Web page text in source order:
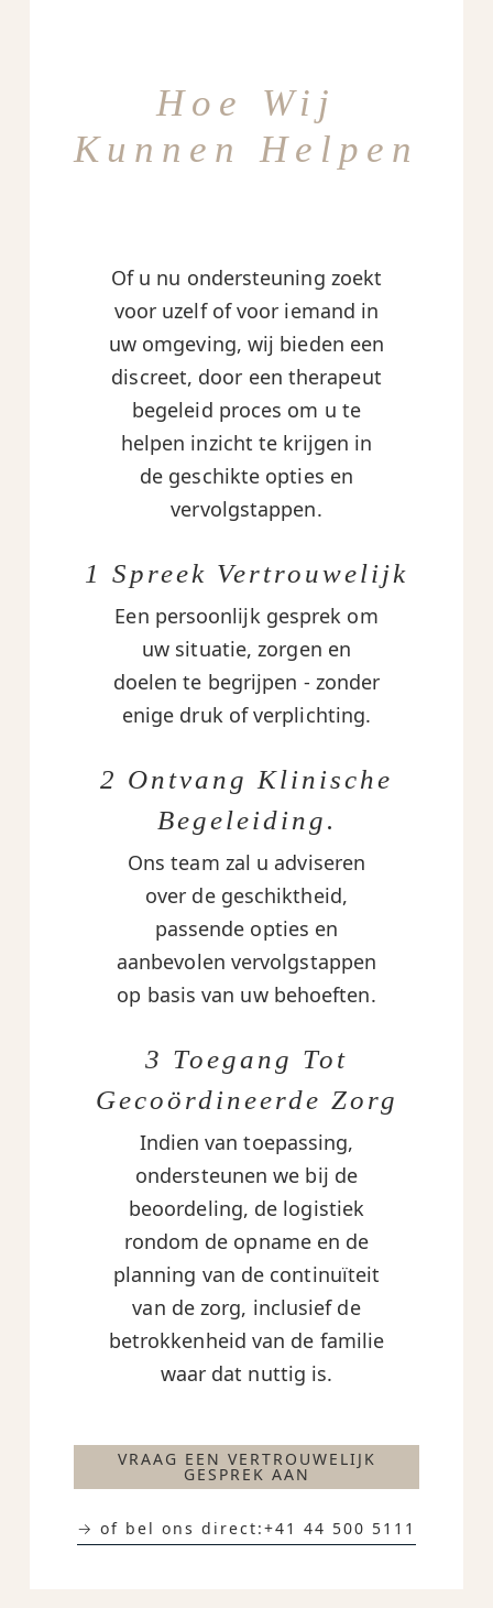
Hoe Wij
Kunnen Helpen
Of u nu ondersteuning zoekt
voor uzelf of voor iemand in
uw omgeving, wij bieden een
discreet, door een therapeut
begeleid proces om u te
helpen inzicht te krijgen in
de geschikte opties en
vervolgstappen.
1 Spreek Vertrouwelijk
Een persoonlijk gesprek om
uw situatie, zorgen en
doelen te begrijpen - zonder
enige druk of verplichting.
2 Ontvang Klinische
Begeleiding.
Ons team zal u adviseren
over de geschiktheid,
passende opties en
aanbevolen vervolgstappen
op basis van uw behoeften.
3 Toegang Tot
Gecoördineerde Zorg
Indien van toepassing,
ondersteunen we bij de
beoordeling, de logistiek
rondom de opname en de
planning van de continuïteit
van de zorg, inclusief de
betrokkenheid van de familie
waar dat nuttig is.
VRAAG EEN VERTROUWELIJK
GESPREK AAN
→ of bel ons direct:+41 44 500 5111